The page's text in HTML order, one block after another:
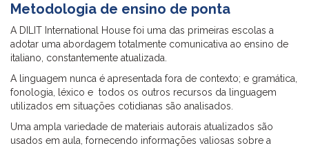
Metodologia de ensino de ponta
A DILIT International House foi uma das primeiras escolas a
adotar uma abordagem totalmente comunicativa ao ensino de
italiano, constantemente atualizada.
A linguagem nunca é apresentada fora de contexto; e gramática,
fonologia, léxico e todos os outros recursos da linguagem
utilizados em situações cotidianas são analisados.
Uma ampla variedade de materiais autorais atualizados são
usados em aula, fornecendo informações valiosas sobre a